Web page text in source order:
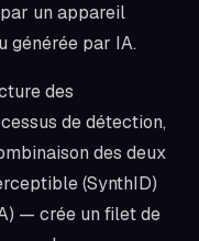
un appareil
générée par IA.
des
de détection,
des deux
(SynthID)
— crée un filet de